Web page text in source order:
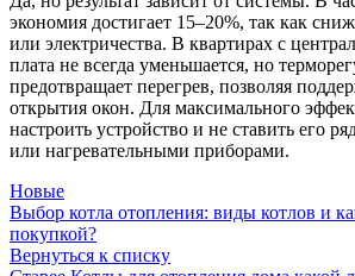
экономия достигает 15–20%, так как
или электричества. В квартирах с
плата не всегда уменьшается, но
предотвращает перегрев, позволяя
открытия окон. Для максимального
настроить устройство и не ставить его
или нагревательными приборами.
Новые
Выбор котла отопления: виды котлов и
покупкой?
Вернуться к списку